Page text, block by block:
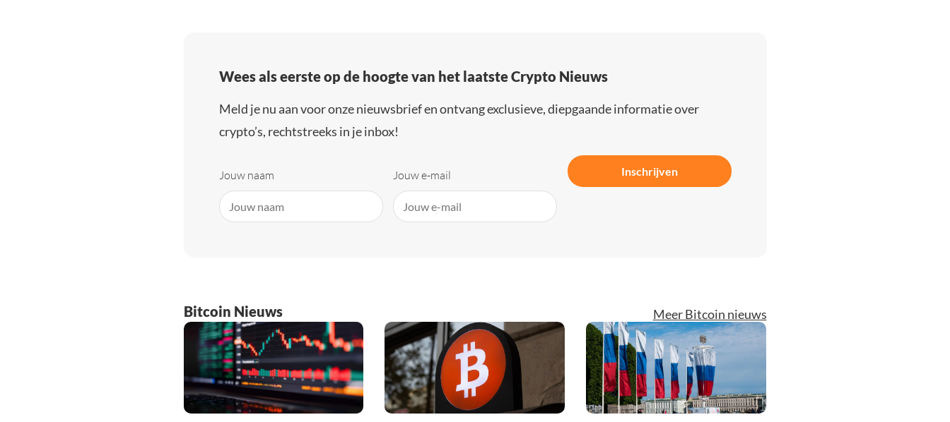
Wees als eerste op de hoogte van het laatste Crypto Nieuws
Meld je nu aan voor onze nieuwsbrief en ontvang exclusieve, diepgaande informatie over
crypto’s, rechtstreeks in je inbox!
Jouw naam Jouw e-mail Inschrijven
Bitcoin Nieuws Meer Bitcoin nieuws